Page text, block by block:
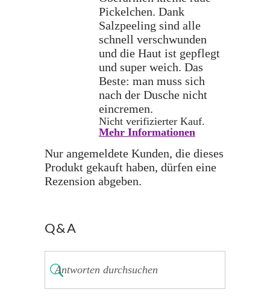
Pickelchen. Dank
Salzpeeling sind alle
schnell verschwunden
und die Haut ist gepflegt
und super weich. Das
Beste: man muss sich
nach der Dusche nicht
eincremen.
Nicht verifizierter Kauf.
Mehr Informationen
Nur angemeldete Kunden, die dieses
Produkt gekauft haben, dürfen eine
Rezension abgeben.
Q&A